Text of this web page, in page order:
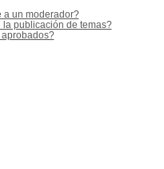
a un moderador?
publicación de temas?